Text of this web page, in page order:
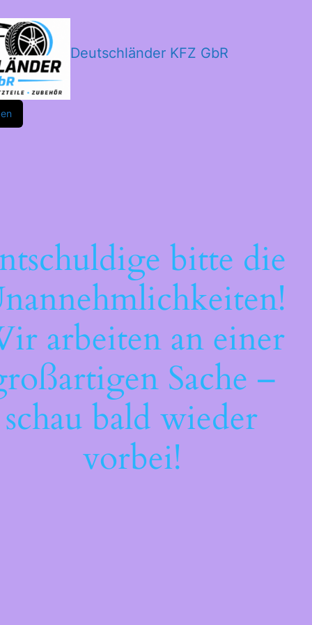
Deutschländer KFZ GbR
bitte die
arbeiten an einer
Sache –
schau bald wieder
vorbei!